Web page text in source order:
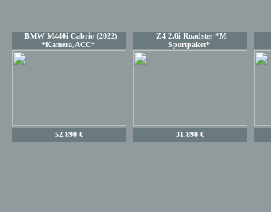
BMW M440i Cabrio (2022)
*Kamera,ACC*
Z4 2,0i Roadster *M
Sportpaket*
52.890 € 31.890 €